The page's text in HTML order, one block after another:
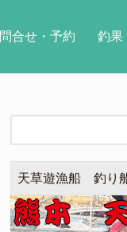
問合せ・予約 釣果
天草遊漁船 釣り